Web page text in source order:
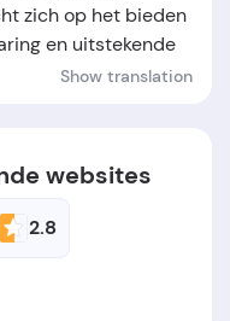
zich op het bieden
en uitstekende
Show translation
websites
2.8